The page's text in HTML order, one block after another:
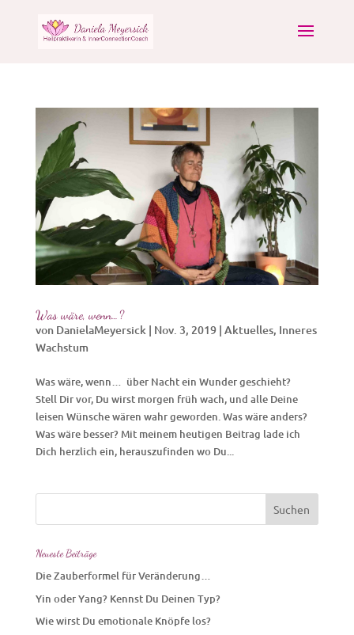
Was wäre, wenn…?
von DanielaMeyersick| Nov. 3, 2019| Aktuelles, Inneres
Wachstum
Was wäre, wenn… über Nacht ein Wunder geschieht?
Stell Dir vor, Du wirst morgen früh wach, und alle Deine
leisen Wünsche wären wahr geworden. Was wäre anders?
Was wäre besser? Mit meinem heutigen Beitrag lade ich
Dich herzlich ein, herauszufinden wo Du...
Neueste Beiträge
Die Zauberformel für Veränderung…
Yin oder Yang? Kennst Du Deinen Typ?
Wie wirst Du emotionale Knöpfe los?